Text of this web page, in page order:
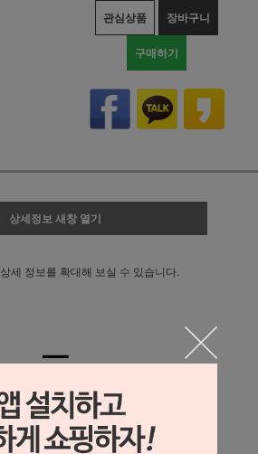
관심상품 장바구니
구매하기
상세정보 새창 열기
상세 정보를 확대해 보실 수 있습니다.